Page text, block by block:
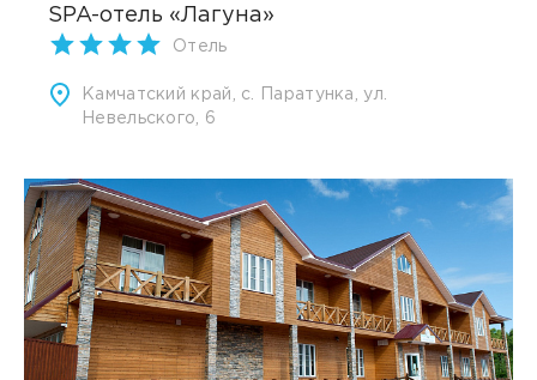
SPA-отель «Лагуна»
Отель
Камчатский край, с. Паратунка, ул.
Невельского, 6